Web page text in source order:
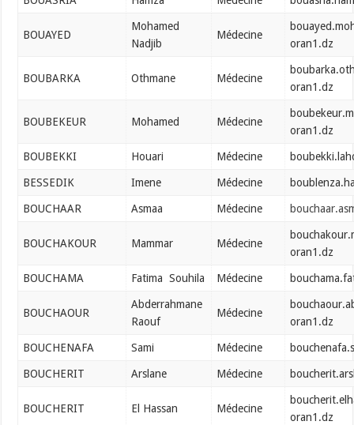
BOUAYED
Mohamed
Nadjib
Médecine
oran1.dz
BOUBARKA Othmane Médecine
oran1.dz
BOUBEKEUR Mohamed Médecine
oran1.dz
BOUBEKKI Houari Médecine
BESSEDIK Imene Médecine
BOUCHAAR Asmaa Médecine
BOUCHAKOUR Mammar Médecine
oran1.dz
BOUCHAMA Fatima Souhila Médecine
BOUCHAOUR
Abderrahmane
Raouf
Médecine
oran1.dz
BOUCHENAFA Sami Médecine
BOUCHERIT Arslane Médecine
BOUCHERIT El Hassan Médecine
oran1.dz